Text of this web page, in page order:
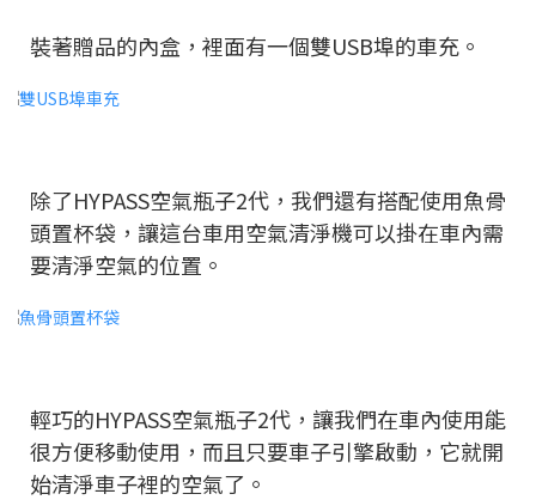
裝著贈品的內盒，裡面有一個雙USB埠的車充。
除了HYPASS空氣瓶子2代，我們還有搭配使用魚骨
頭置杯袋，讓這台車用空氣清淨機可以掛在車內需
要清淨空氣的位置。
輕巧的HYPASS空氣瓶子2代，讓我們在車內使用能
很方便移動使用，而且只要車子引擎啟動，它就開
始清淨車子裡的空氣了。